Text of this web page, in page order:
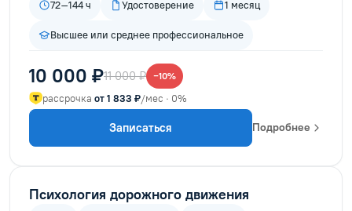
72–144 ч Удостоверение 1 месяц
Высшее или среднее профессиональное
10 000 ₽11 000 ₽ −10%
рассрочка от 1 833 ₽/мес · 0%
Записаться Подробнее
Психология дорожного движения